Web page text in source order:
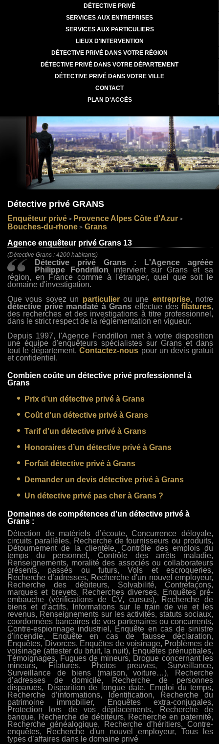
DÉTECTIVE PRIVÉ
SERVICES AUX ENTREPRISES
SERVICES AUX PARTICULIERS
LIEUX D'INTERVENTION
DÉTECTIVE PRIVÉ DANS VOTRE RÉGION
DÉTECTIVE PRIVÉ DANS VOTRE DÉPARTEMENT
DÉTECTIVE PRIVÉ DANS VOTRE VILLE
CONTACT
PLAN D'ACCÈS
Détective privé GRANS
Enquêteur privé > Provence Alpes Côte d'Azur >
Bouches-du-rhone > Grans
Agence enquêteur privé Grans 13
(Détective Grans : 4200 habitants)
Détective privé Grans : L'Agence agréée
Philippe Fondrillon intervient sur Grans et sa
région, en France comme à l'étranger, quel que soit le
domaine d'investigation.
Que vous soyez un particulierou une entreprise, notre
détective privé mandaté à Grans effectue desfilatures,
des recherches et des investigations à titre professionnel,
dans le strict respect de la réglementation en vigueur.
Depuis 1997, l'Agence Fondrillon met à votre disposition
une équipe d'enquêteurs spécialistes sur Grans et dans
tout le département.Contactez-nous pour un devis gratuit
et confidentiel.
Combien coûte un détective privé professionnel à
Grans
Prix d’un détective privé à Grans
Coût d’un détective privé à Grans
Tarif d’un détective privé à Grans
Honoraires d’un détective privé à Grans
Forfait détective privé à Grans
Demander un devis détective privé à Grans
Un détective privé pas cher à Grans ?
Domaines de compétences d'un détective privé à
Grans :
Détection de matériels d’écoute, Concurrence déloyale,
circuits parallèles, Recherche de fournisseurs ou produits,
Détournement de la clientèle, Contrôle des emplois du
temps du personnel, Contrôle des arrêts maladie,
Renseignements, moralité des associés ou collaborateurs
présents, passés ou futurs, Vols et escroqueries,
Recherche d’adresses, Recherche d'un nouvel employeur,
Recherche des débiteurs, Solvabilité, Contrefaçons,
marques et brevets, Recherches diverses, Enquêtes pré-
embauche (vérifications de CV, cursus), Recherche de
biens et d’actifs, Informations sur le train de vie et les
revenus, Renseignements sur les activités, statuts sociaux,
coordonnées bancaires de vos partenaires ou concurrents,
Contre-espionnage industriel, Enquête en cas de sinistre
d'incendie, Enquête en cas de fausse déclaration,
Enquêtes, Divorces, Enquêtes de voisinage, Problèmes de
voisinage (attester du bruit, la nuit), Enquêtes prénuptiales,
Témoignages, Fugues de mineurs, Drogue concernant les
mineurs, Filatures, Photos preuves, Surveillance,
Surveillance de biens (maison, voiture…), Recherche
d’adresses de domicile, Recherche de personnes
disparues, Disparition de longue date, Emploi du temps,
Recherche d’informations, Identification, Recherche du
patrimoine immobilier, Enquêtes extra-conjugales,
Protection lors de vos déplacements, Recherche de
banque, Recherche de débiteurs, Recherche en paternité,
Recherche généalogique, Recherche d’héritiers, Contre-
enquêtes, Recherche d'un nouvel employeur, Tous les
types d’affaires dans le domaine privé